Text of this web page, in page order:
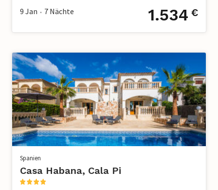
9 Jan • 7 Nächte 1.534 €
Spanien
Casa Habana, Cala Pi